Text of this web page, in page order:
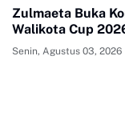
Zulmaeta Buka
Walikota Cup
Senin, Agustus 03, 2026